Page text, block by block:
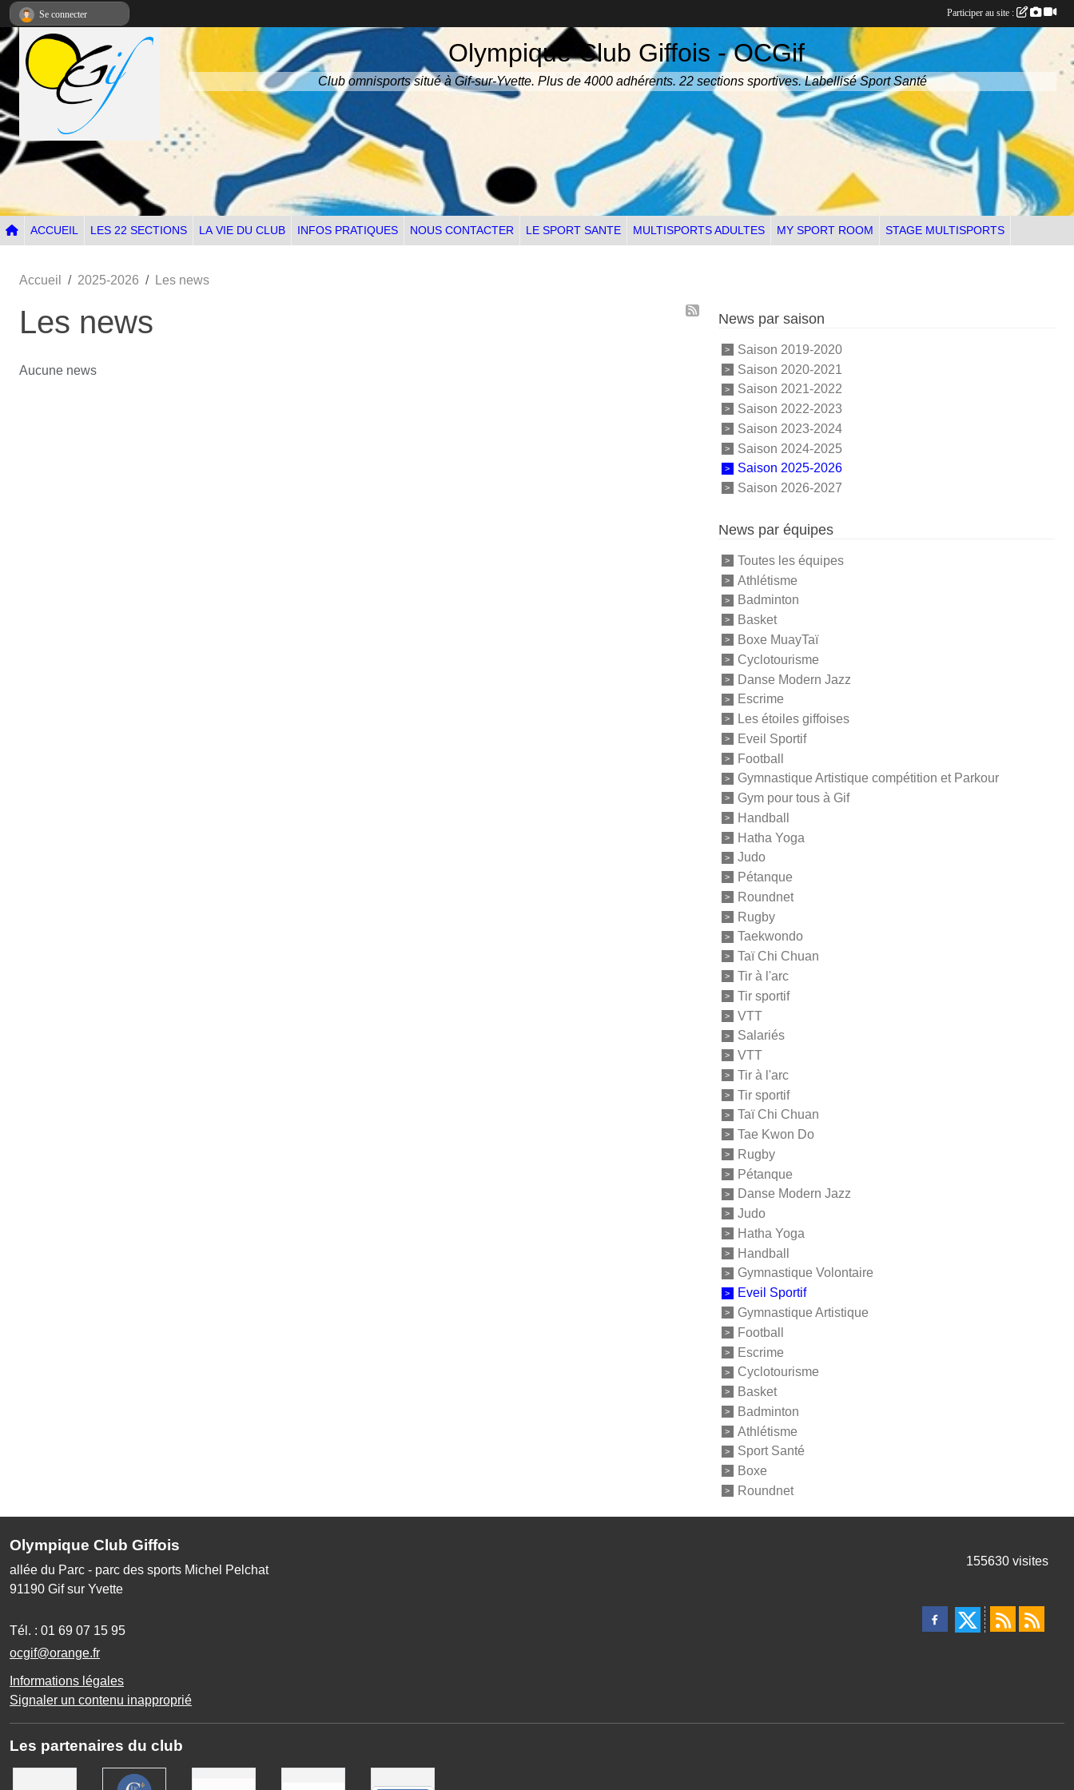
Olympique Club Giffois - OCGif
Club omnisports situé à Gif-sur-Yvette. Plus de 4000 adhérents. 22 sections sportives. Labellisé Sport Santé
ACCUEIL LES 22 SECTIONS LA VIE DU CLUB INFOS PRATIQUES NOUS CONTACTER LE SPORT SANTE MULTISPORTS ADULTES MY SPORT ROOM STAGE MULTISPORTS
Accueil 2025-2026 Les news
Les news
Aucune news
News par saison
Saison 2019-2020
Saison 2020-2021
Saison 2021-2022
Saison 2022-2023
Saison 2023-2024
Saison 2024-2025
Saison 2025-2026
Saison 2026-2027
News par équipes
Toutes les équipes
Athlétisme
Badminton
Basket
Boxe MuayTaï
Cyclotourisme
Danse Modern Jazz
Escrime
Les étoiles giffoises
Eveil Sportif
Football
Gymnastique Artistique compétition et Parkour
Gym pour tous à Gif
Handball
Hatha Yoga
Judo
Pétanque
Roundnet
Rugby
Taekwondo
Taï Chi Chuan
Tir à l'arc
Tir sportif
VTT
Salariés
VTT
Tir à l'arc
Tir sportif
Taï Chi Chuan
Tae Kwon Do
Rugby
Pétanque
Danse Modern Jazz
Judo
Hatha Yoga
Handball
Gymnastique Volontaire
Eveil Sportif
Gymnastique Artistique
Football
Escrime
Cyclotourisme
Basket
Badminton
Athlétisme
Sport Santé
Boxe
Roundnet
Olympique Club Giffois
allée du Parc - parc des sports Michel Pelchat
91190 Gif sur Yvette
Tél. : 01 69 07 15 95
ocgif@orange.fr
Informations légales
Signaler un contenu inapproprié
155630 visites
Les partenaires du club
Se connecter Participer au site :
Panneau de gestion des cookies